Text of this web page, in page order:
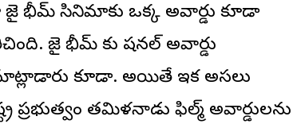
జై భీమ్ సినిమాకు ఒక్క అవార్డు కూడా
జై భీమ్ కు నేష‌న‌ల్ అవార్డు
కూడా. అయితే ఇక అస‌లు
త‌మిళ‌నాడు ఫిల్మ్ అవార్డుల‌ను